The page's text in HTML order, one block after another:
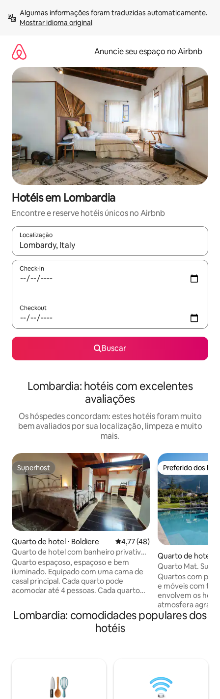
para
Mostrar idioma original
Anuncie seu espaço no Airbnb
Hotéis em Lombardia
Encontre e reserve hotéis únicos no Airbnb
Localização
Quando os resultados estiverem disponíveis, explore-os
Check-in
Checkout
Buscar
Lombardia: hotéis com excelentes
avaliações
Os hóspedes concordam: estes hotéis foram muito
bem avaliados por sua localização, limpeza e muito
mais.
Superhost
Superhost
Quarto de hotel ⋅ Boldiere 4,77 de uma avaliação média
4,77 (48)
Quarto de hotel com banheiro privativo
e café da manhã
Quarto espaçoso, espaçoso e bem
iluminado. Equipado com uma cama de
casal principal. Cada quarto pode
acomodar até 4 pessoas. Cada quarto
chuveiro e bidê. Todos os nossos
quartos são PARA NÃO FUMANTES.
Comodidades incluídas neste quarto e
condicionado/aquecimento, Smart TV.
Preferido dos
Preferido dos
Quarto de hotel ⋅
Quarto Mat.
chaleira
Quartos com
e móveis com
envolvem os
atmosfera
quarto está
quente. Depois
querer sair deste
Lombardia: comodidades populares dos
hotéis